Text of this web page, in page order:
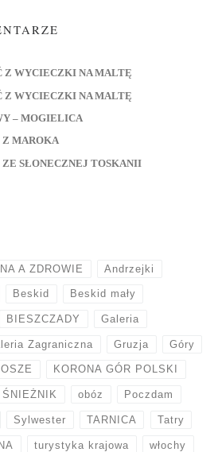
Z WYCIECZKI NA MALTĘ
Z WYCIECZKI NA MALTĘ
– MOGIELICA
Z MAROKA
SŁONECZNEJ TOSKANII
A ZDROWIE Andrzejki
Beskid Beskid mały
BIESZCZADY Galeria
Zagraniczna Gruzja Góry
KORONA GÓR POLSKI
obóz Poczdam
Sylwester TARNICA Tatry
turystyka krajowa włochy